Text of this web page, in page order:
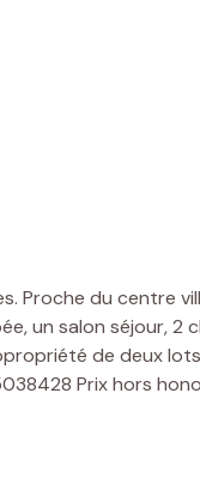
du centre
un salon séjour,
de deux
Prix hors